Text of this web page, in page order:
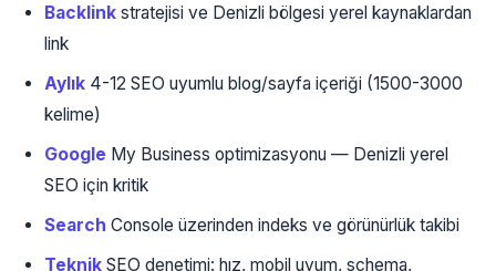
Backlink stratejisi ve Denizli bölgesi yerel kaynaklardan
link
Aylık 4-12 SEO uyumlu blog/sayfa içeriği (1500-3000
kelime)
Google My Business optimizasyonu — Denizli yerel
SEO için kritik
Search Console üzerinden indeks ve görünürlük takibi
Teknik SEO denetimi: hız, mobil uyum, schema,